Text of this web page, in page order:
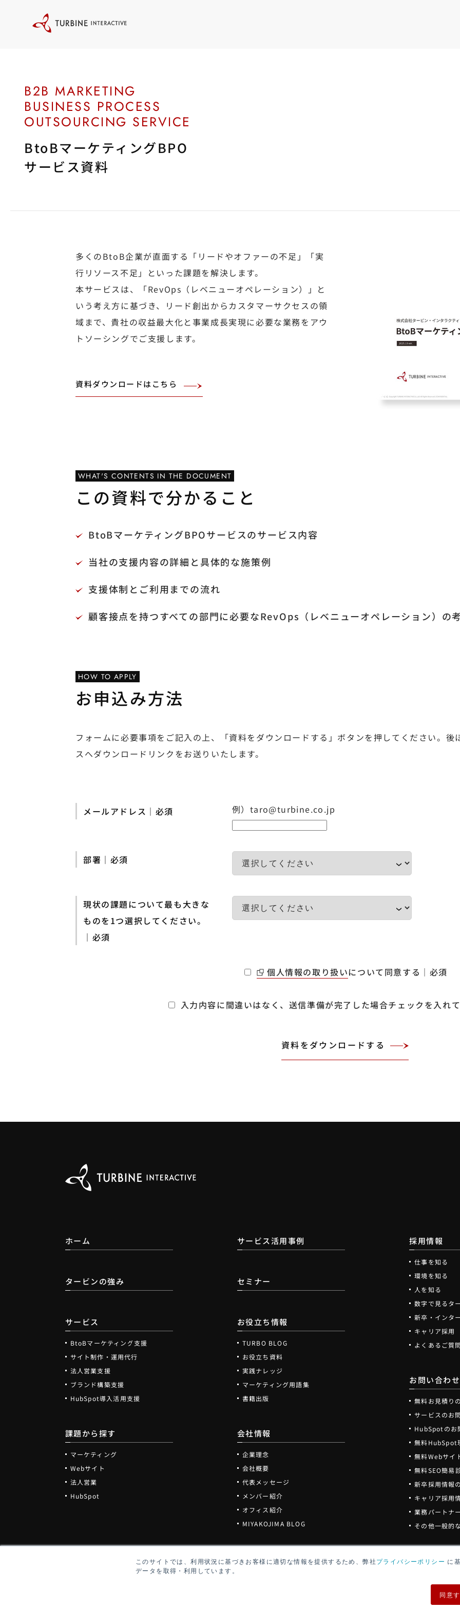
このサイトでは、利用状況に基づきお客様に適切な情報を提供するため、弊社プライバシーポリシー に
データを取得・利用しています。
同意
BtoBマーケティングBPO
サービス資料
多くのBtoB企業が直面する「リードやオファーの不足」「実
行リソース不足」といった課題を解決します。
本サービスは、「RevOps（レベニューオペレーション）」と
いう考え⽅に基づき、リード創出からカスタマーサクセスの領
域まで、貴社の収益最大化と事業成長実現に必要な業務をアウ
トソーシングでご支援します。
資料ダウンロードはこちら
WHAT'S CONTENTS IN THE DOCUMENT
この資料で分かること
BtoBマーケティングBPOサービスのサービス内容
当社の支援内容の詳細と具体的な施策例
支援体制とご利用までの流れ
顧客接点を持つすべての部門に必要なRevOps（レベニューオペレーション）の
HOW TO APPLY
お申込み方法
フォームに必要事項をご記入の上、「資料をダウンロードする」ボタンを押してください。
スへダウンロードリンクをお送りいたします。
メールアドレス｜必須 例）taro@turbine.co.jp
部署｜必須
現状の課題について最も大きな
ものを1つ選択してください。
｜必須
個人情報の取り扱いについて同意する｜必須
入力内容に間違いはなく、送信準備が完了した場合チェックを入れ
ホーム
タービンの強み
サービス
BtoBマーケティング支援
サイト制作・運用代行
法人営業支援
ブランド構築支援
HubSpot導入活用支援
課題から探す
マーケティング
Webサイト
法人営業
HubSpot
サービス活用事例
セミナー
お役立ち情報
TURBO BLOG
お役立ち資料
実践ナレッジ
マーケティング用語集
書籍出版
会社情報
企業理念
会社概要
代表メッセージ
メンバー紹介
オフィス紹介
MIYAKOJIMA BLOG
採用情報
仕事を知る
環境を知る
人を知る
数字で見るタ
新卒・インタ
キャリア採用
よくあるご質問
お問い合わせ
無料お見積り
サービスのお
HubSpotのお
無料HubSpot
無料Webサイ
無料SEO簡易
新卒採用情報
キャリア採用
業務パートナ
その他一般的
アクセシビリ